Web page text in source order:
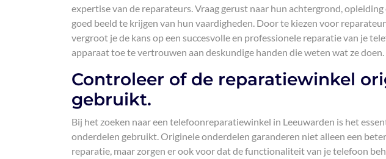
expertise van de reparateurs. Vraag gerust naar hun achtergrond,
goed beeld te krijgen van hun vaardigheden. Door te kiezen voor
vergroot je de kans op een succesvolle en professionele reparatie van je
apparaat toe te vertrouwen aan deskundige handen die weten wat ze doen.
Controleer of de reparatiewinkel
gebruikt.
Bij het zoeken naar een telefoonreparatiewinkel in Leeuwarden is het
onderdelen gebruikt. Originele onderdelen garanderen niet alleen een
reparatie, maar zorgen er ook voor dat de functionaliteit van je telefoon